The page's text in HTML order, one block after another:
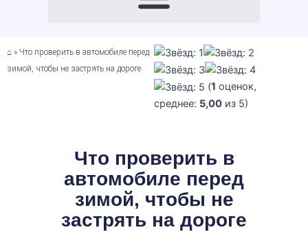
⌂ » Что проверить в автомобиле перед
зимой, чтобы не застрять на дороге
(1 оценок,
среднее: 5,00 из 5)
Что проверить в
автомобиле перед
зимой, чтобы не
застрять на дороге